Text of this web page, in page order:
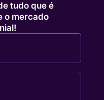
tudo que é
o mercado